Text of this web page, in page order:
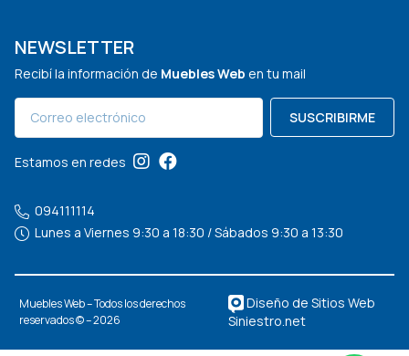
NEWSLETTER
Recibí la información de Muebles Web en tu mail
SUSCRIBIRME
Estamos en redes
094111114
Lunes a Viernes 9:30 a 18:30 / Sábados 9:30 a 13:30
Muebles Web – Todos los derechos
reservados © – 2026
Diseño de Sitios Web
Siniestro.net